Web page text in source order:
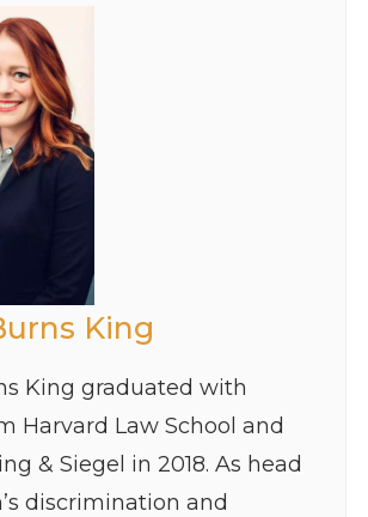
King
King graduated with
Harvard Law School and
& Siegel in 2018. As head
discrimination and